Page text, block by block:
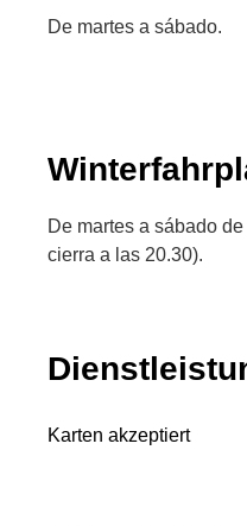
De martes a sábado.
De martes a sábado
cierra a las 20.30).
Karten akzeptiert